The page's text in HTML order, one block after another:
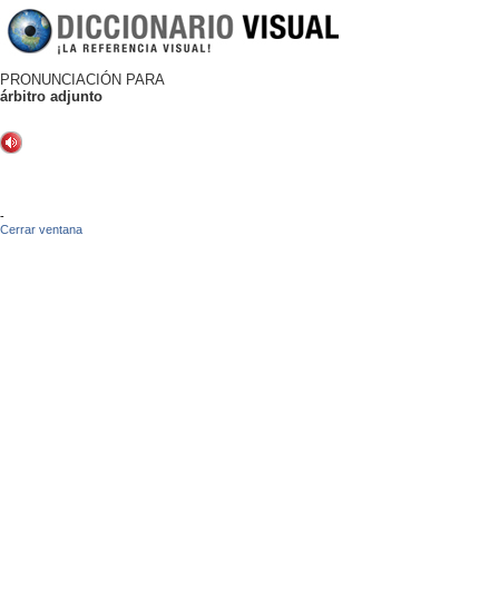
PRONUNCIACIÓN PARA
árbitro adjunto
-
Cerrar ventana